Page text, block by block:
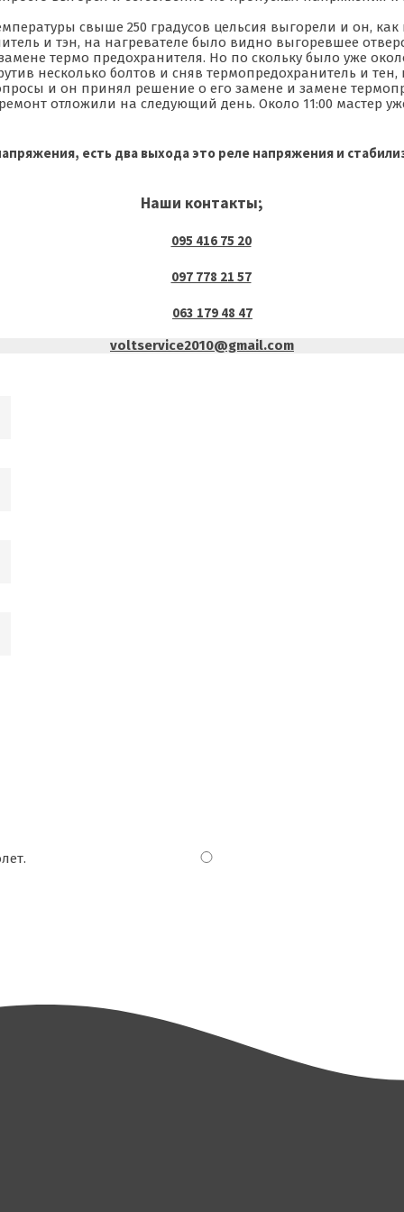
свыше 250 градусов цельсия выгорели и он,
и тэн, на нагревателе было видно выгоревшее
термо предохранителя. Но по скольку было уже
несколько болтов и сняв термопредохранитель и
и он принял решение о его замене и замене
отложили на следующий день. Около 11:00 мастер
есть два выхода это реле напряжения и
Наши контакты;
095 416 75 20
097 778 21 57
063 179 48 47
voltservice2010@gmail.com
.